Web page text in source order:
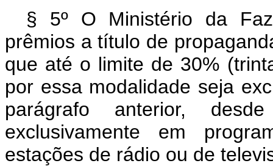
§ 5º O Ministério da
prêmios a título de
que até o limite de 30%
por essa modalidade seja
parágrafo anterior,
exclusivamente em
estações de rádio ou de